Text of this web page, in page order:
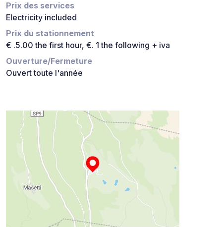
Prix des services
Electricity included
Prix du stationnement
€ .5.00 the first hour, €. 1 the following + iva
Ouverture/Fermeture
Ouvert toute l'année